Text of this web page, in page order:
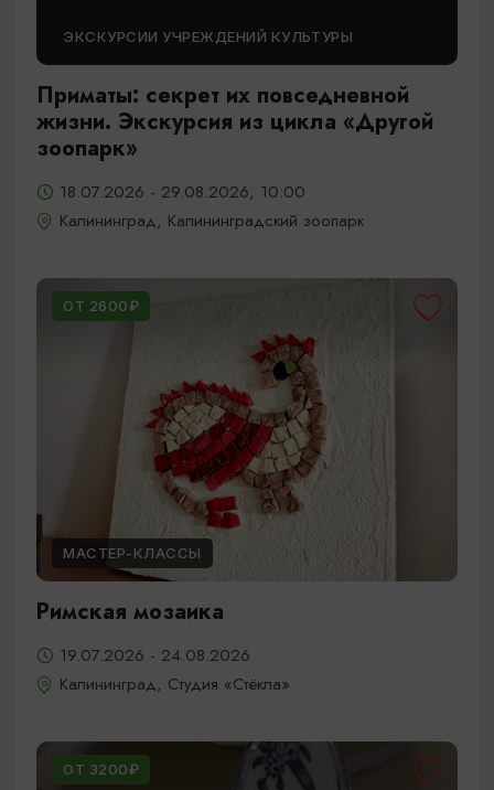
ЭКСКУРСИИ УЧРЕЖДЕНИЙ КУЛЬТУРЫ
Приматы: секрет их повседневной
жизни. Экскурсия из цикла «Другой
зоопарк»
18.07.2026 - 29.08.2026, 10:00
Калининград, Калининградский зоопарк
ОТ 2600₽
МАСТЕР-КЛАССЫ
Римская мозаика
19.07.2026 - 24.08.2026
Калининград, Студия «Стёкла»
ОТ 3200₽